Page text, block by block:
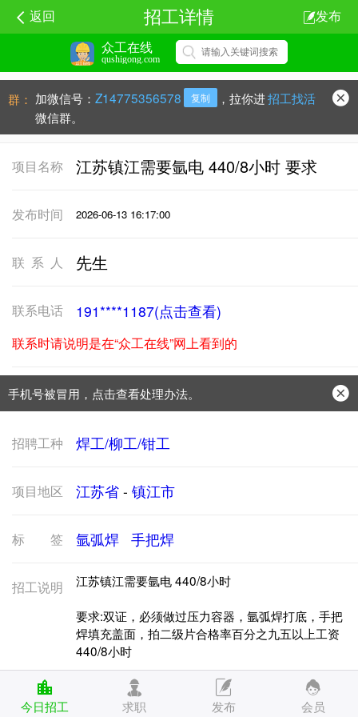
众工在线
qushigong.com
返回 招工详情 发布
群： 加微信号： Z14775356578 复制 ，拉你进招工找活
微信群。
项目名称 江苏镇江需要氩电 440/8小时 要求
发布时间 2026-06-13 16:17:00
联系人 先生
联系电话 191****1187(点击查看)
联系时请说明是在“众工在线”网上看到的
手机号被冒用，点击查看处理办法。
防骗常识：学会这些不上当？
招聘工种 焊工/柳工/钳工
项目地区 江苏省 - 镇江市
标签 氩弧焊 手把焊
招工说明
江苏镇江需要氩电 440/8小时
要求:双证，必须做过压力容器，氩弧焊打底，手把
焊填充盖面，拍二级片合格率百分之九五以上工资
440/8小时
工资押一付一考试 管对接 板对接
今日招工 求职 发布 会员